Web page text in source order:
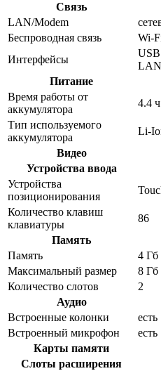
Связь
LAN/Modem
Беспроводная связь
Wi-
Интерфейсы
Питание
Время работы от
аккумулятора
4.4 ч
Тип используемого
аккумулятора
Li-
Видео
Устройства ввода
Устройства
позиционирования
Количество клавиш
клавиатуры
86
Память
Память
4
Максимальный размер
8 Гб
Количество слотов
2
Аудио
Встроенные колонки
есть
Встроенный микрофон
есть
Карты памяти
Слоты расширения